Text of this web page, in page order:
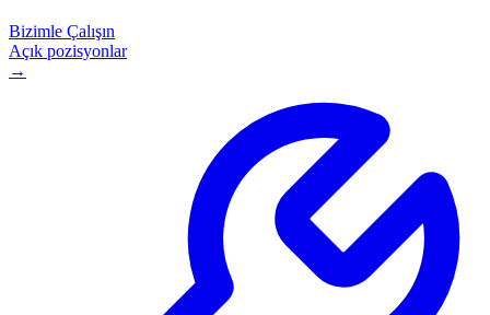
Bizimle Çalışın
Açık pozisyonlar
→